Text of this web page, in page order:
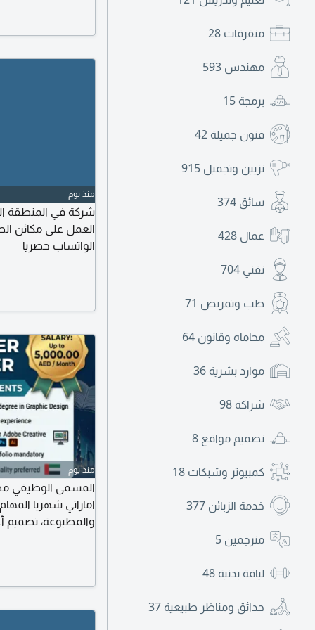
متفرقات 28
مهندس 593
برمجة 15
فنون جميلة 42
تزيين وتجميل 915
سائق 374
عمال 428
تقني 704
طب وتمريض 71
محاماه وقانون 64
موارد بشرية 36
شراكة 98
تصميم مواقع 8
كمبيوتر وشبكات 18
خدمة الزبائن 377
مترجمين 5
لياقة بدنية 48
حدائق ومناظر طبيعية 37
منذ يوم
شركة في المنطقة
الواتساب حصريا
منذ يوم
اماراتي شهريا
والمطبوعة، تصميم